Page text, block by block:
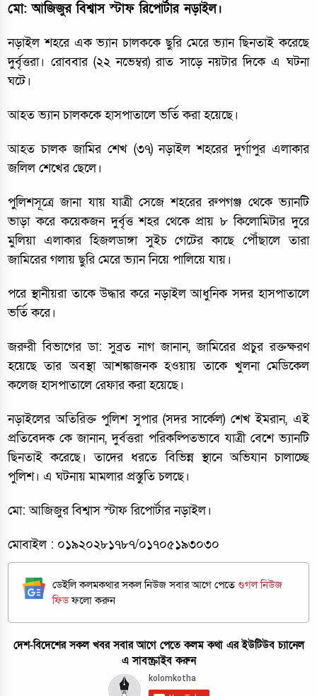
মো: আজিজুর বিশ্বাস স্টাফ রিপোর্টার নড়াইল।
নড়াইল শহরে এক ভ্যান চালককে ছুরি মেরে ভ্যান ছিনতাই করেছে
দুর্বৃত্তরা। রোববার (২২ নভেম্বর) রাত সাড়ে নয়টার দিকে এ ঘটনা
ঘটে।
আহত ভ্যান চালককে হাসপাতালে ভর্তি করা হয়েছে।
আহত চালক জামির শেখ (৩৭) নড়াইল শহরের দুর্গাপুর এলাকার
জলিল শেখের ছেলে।
পুলিশসূত্রে জানা যায় যাত্রী সেজে শহরের রুপগঞ্জ থেকে ভ্যানটি
ভাড়া করে কয়েকজন দুর্বৃত্ত শহর থেকে প্রায় ৮ কিলোমিটার দুরে
মুলিয়া এলাকার হিজলডাঙ্গা সুইচ গেটের কাছে পৌঁছালে তারা
জামিরের গলায় ছুরি মেরে ভ্যান নিয়ে পালিয়ে যায়।
পরে স্থানীয়রা তাকে উদ্ধার করে নড়াইল আধুনিক সদর হাসপাতালে
ভর্তি করে।
জরুরী বিভাগের ডা: সুব্রত নাগ জানান, জামিরের প্রচুর রক্তক্ষরণ
হয়েছে তার অবস্থা আশঙ্কাজনক হওয়ায় তাকে খুলনা মেডিকেল
কলেজ হাসপাতালে রেফার করা হয়েছে।
নড়াইলের অতিরিক্ত পুলিশ সুপার (সদর সার্কেল) শেখ ইমরান, এই
প্রতিবেদক কে জানান, দুর্বত্তরা পরিকল্পিতভাবে যাত্রী বেশে ভ্যানটি
ছিনতাই করেছে। তাদের ধরতে বিভিন্ন স্থানে অভিযান চালাচ্ছে
পুলিশ। এ ঘটনায় মামলার প্রস্তুতি চলছে।
মো: আজিজুর বিশ্বাস স্টাফ রিপোর্টার নড়াইল।
মোবাইল : ০১৯২০২৮১৭৮৭/০১৭০৫১৯৩০৩০
ডেইলি কলমকথার সকল নিউজ সবার আগে পেতেগুগল নিউজ
ফিডফলো করুন
দেশ-বিদেশের সকল খবর সবার আগে পেতে কলম কথা এর ইউটিউব চ্যানেল
এ সাবস্ক্রাইব করুন